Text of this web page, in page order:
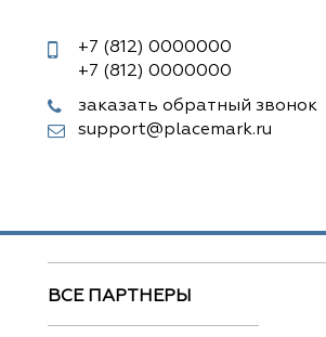
+7 (812) 0000000
+7 (812) 0000000
заказать обратный звонок
support@placemark.ru
ВСЕ ПАРТНЕРЫ